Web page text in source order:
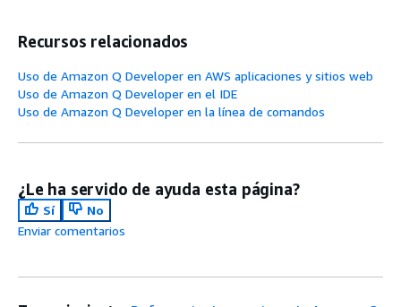
Recursos relacionados
Uso de Amazon Q Developer en AWS aplicaciones y sitios web
Uso de Amazon Q Developer en el IDE
Uso de Amazon Q Developer en la línea de comandos
¿Le ha servido de ayuda esta página?
Sí
No
Enviar comentarios